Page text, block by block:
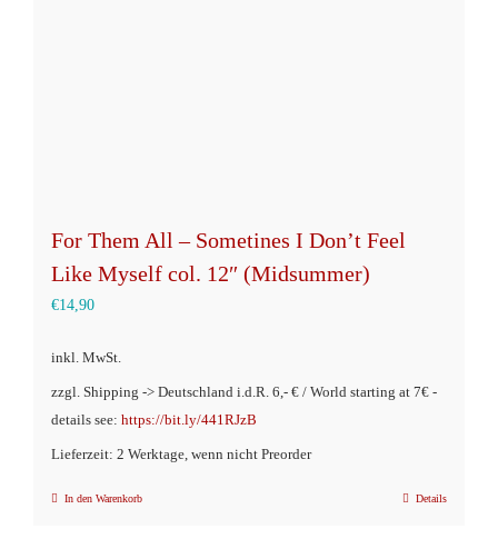
For Them All – Sometines I Don’t Feel
Like Myself col. 12″ (Midsummer)
€14,90
inkl. MwSt.
zzgl. Shipping -> Deutschland i.d.R. 6,- € / World starting at 7€ -
details see: https://bit.ly/441RJzB
Lieferzeit: 2 Werktage, wenn nicht Preorder
In den Warenkorb Details